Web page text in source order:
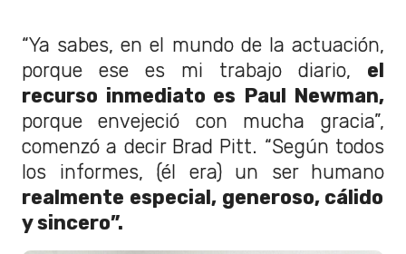
“Ya sabes, en el mundo de la actuación,
porque ese es mi trabajo diario, el
recurso inmediato es Paul Newman,
porque envejeció con mucha gracia”,
comenzó a decir Brad Pitt. “Según todos
los informes, (él era) un ser humano
realmente especial, generoso, cálido
y sincero”.